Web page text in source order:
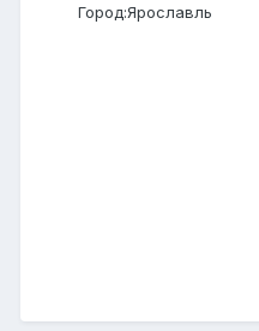
Город:Ярославль